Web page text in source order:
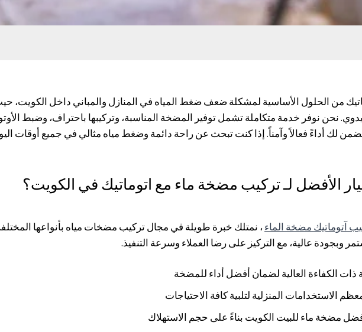
من الحلول الأساسية لمشكلة ضعف ضغط المياه في المنازل والمباني داخل الكويت،
نحن نوفر خدمة متكاملة تشمل توفير المضخة المناسبة، وتركيبها باحتراف، وضبط
لك أداءً فعالاً وآمناً. إذا كنت تبحث عن راحة دائمة وضغط مياه مثالي في جميع أوقات
الأفضل لـ تركيب مضخة ماء مع اتوماتيك في الكويت؟
آتوماتيك مضخة الماء، نمتلك خبرة طويلة في مجال تركيب مضخات مياه بأنواعها
وبجودة عالية، مع التركيز على رضا العملاء وسرعة التنفيذ.
ذات الكفاءة العالية لضمان أفضل أداء للمضخة
مضخة ماء للبيت الكويت بناءً على حجم الاستهلاك